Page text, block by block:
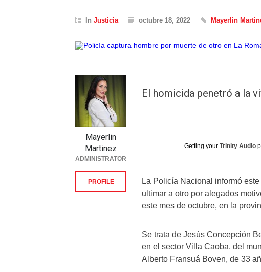
In Justicia octubre 18, 2022 Mayerlin
El homicida penetró a la
Getting your Trinity Audio
La Policía Nacional informó
ultimar a otro por alegados
este mes de octubre, en la
Se trata de Jesús Concepción
en el sector Villa Caoba, del
Alberto Fransuá Boven, de 33
Mayerlin
Martinez
ADMINISTRATOR
PROFILE